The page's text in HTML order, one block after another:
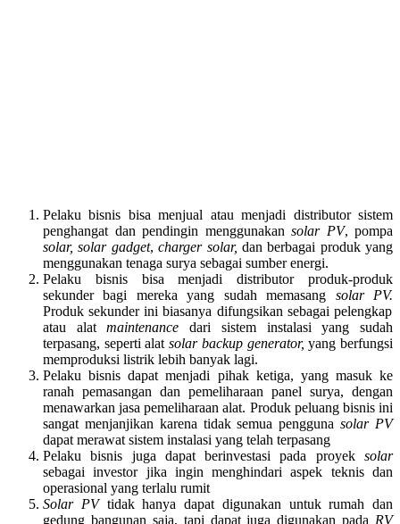
Pelaku bisnis bisa menjual atau menjadi distributor sistem
penghangat dan pendingin menggunakan solar PV, pompa
solar,solar gadget,charger solar, dan berbagai produk yang
menggunakan tenaga surya sebagai sumber energi.
Pelaku bisnis bisa menjadi distributor produk-produk
sekunder bagi mereka yang sudah memasang solar PV.
Produk sekunder ini biasanya difungsikan sebagai pelengkap
atau alatmaintenancedari sistem instalasi yang sudah
terpasang, seperti alatsolar backup generator,yang berfungsi
memproduksi listrik lebih banyak lagi.
Pelaku bisnis dapat menjadi pihak ketiga, yang masuk ke
ranah pemasangan dan pemeliharaan panel surya, dengan
menawarkan jasa pemeliharaan alat. Produk peluang bisnis ini
sangat menjanjikan karena tidak semua penggunasolar PV
dapat merawat sistem instalasi yang telah terpasang
Pelaku bisnis juga dapat berinvestasi pada proyek solar
sebagai investor jika ingin menghindari aspek teknis dan
operasional yang terlalu rumit
Solar PV tidak hanya dapat digunakan untuk rumah dan
gedung bangunan saja, tapi dapat juga digunakan pada RV